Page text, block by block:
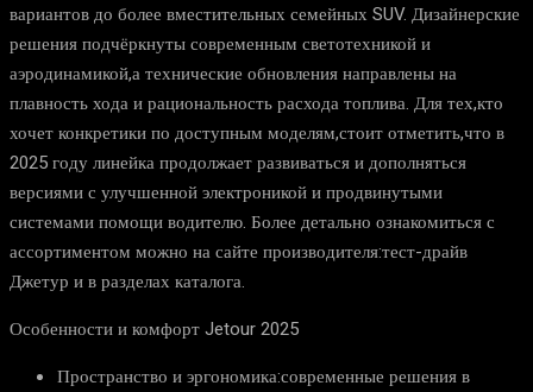
вариантов до более вместительных семейных SUV. Дизайнерские
решения подчёркнуты современным светотехникой и
аэродинамикой,а технические обновления направлены на
плавность хода и рациональность расхода топлива. Для тех,кто
хочет конкретики по доступным моделям,стоит отметить,что в
2025 году линейка продолжает развиваться и дополняться
версиями с улучшенной электроникой и продвинутыми
системами помощи водителю. Более детально ознакомиться с
ассортиментом можно на сайте производителя:тест-драйв
Джетур и в разделах каталога.
Особенности и комфорт Jetour 2025
Пространство и эргономика:современные решения в